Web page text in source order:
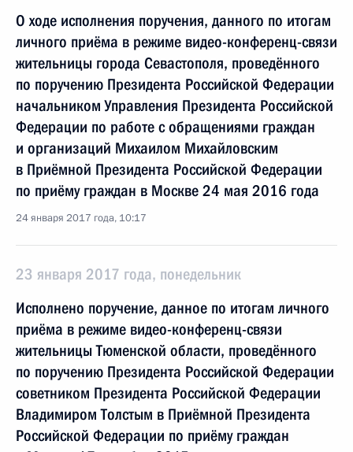
О ходе исполнения поручения, данного по итогам
личного приёма в режиме видео-конференц-связи
жительницы города Севастополя, проведённого
по поручению Президента Российской Федерации
начальником Управления Президента Российской
Федерации по работе с обращениями граждан
и организаций Михаилом Михайловским
в Приёмной Президента Российской Федерации
по приёму граждан в Москве 24 мая 2016 года
24 января 2017 года, 10:17
23 января 2017 года, понедельник
Исполнено поручение, данное по итогам личного
приёма в режиме видео-конференц-связи
жительницы Тюменской области, проведённого
по поручению Президента Российской Федерации
советником Президента Российской Федерации
Владимиром Толстым в Приёмной Президента
Российской Федерации по приёму граждан